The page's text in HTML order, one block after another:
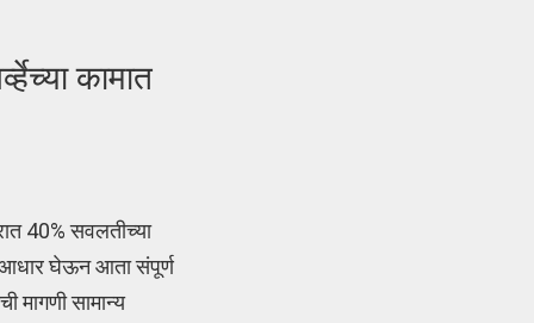
कामात
40% सवलतीच्या
आधार घेऊन आता संपूर्ण
मागणी सामान्य